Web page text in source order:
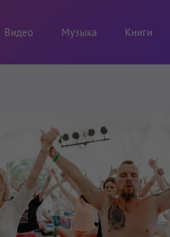
Видео Музыка Книги